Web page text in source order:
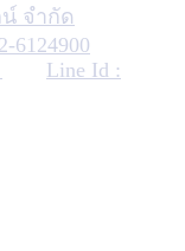
จำกัด
6124900
Line Id :